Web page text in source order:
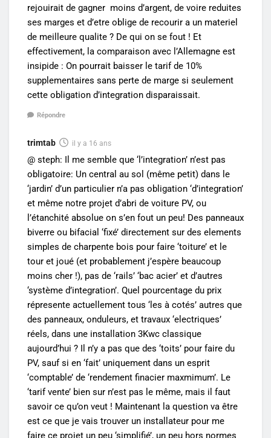
rejouirait de gagner moins d’argent, de voire reduites
ses marges et d’etre oblige de recourir a un materiel
de meilleure qualite ? De qui on se fout ! Et
effectivement, la comparaison avec l’Allemagne est
insipide : On pourrait baisser le tarif de 10%
supplementaires sans perte de marge si seulement
cette obligation d’integration disparaissait.
Répondre
trimtab il y a 16 ans
@ steph: Il me semble que ‘l’integration’ n’est pas
obligatoire: Un central au sol (même petit) dans le
‘jardin’ d’un particulier n’a pas obligation ‘d’integration’
et même notre projet d’abri de voiture PV, ou
l’étanchité absolue on s’en fout un peu! Des panneaux
biverre ou bifacial ‘fixé’ directement sur des elements
simples de charpente bois pour faire ‘toiture’ et le
tour et joué (et probablement j’espère beaucoup
moins cher !), pas de ‘rails’ ‘bac acier’ et d’autres
‘système d’integration’. Quel pourcentage du prix
répresente actuellement tous ‘les à cotés’ autres que
des panneaux, onduleurs, et travaux ‘electriques’
réels, dans une installation 3Kwc classique
aujourd’hui ? Il n’y a pas que des ‘toits’ pour faire du
PV, sauf si en ‘fait’ uniquement dans un esprit
‘comptable’ de ‘rendement finacier maxmimum’. Le
‘tarif vente’ bien sur n’est pas le même, mais il faut
savoir ce qu’on veut ! Maintenant la question va être
est ce que je vais trouver un installateur pour me
faire ce projet un peu ‘simplifié’, un peu hors normes